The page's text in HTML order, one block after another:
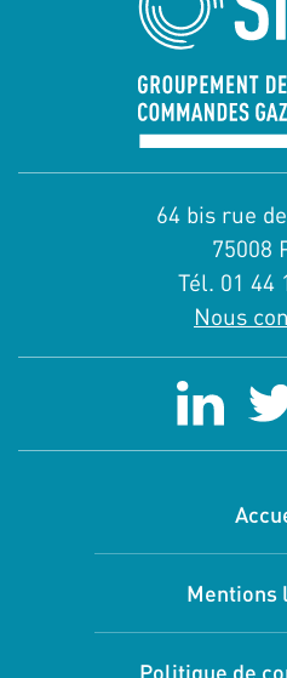
64 bis rue
75008
Tél. 01 44
Nous
Mentions